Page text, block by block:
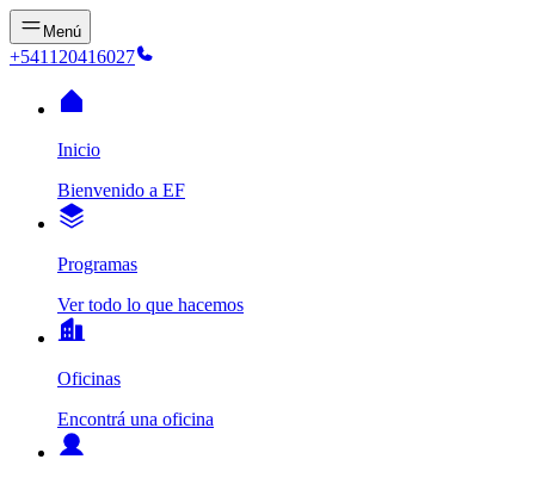
Menú
+541120416027
Inicio
Bienvenido a EF
Programas
Ver todo lo que hacemos
Oficinas
Encontrá una oficina